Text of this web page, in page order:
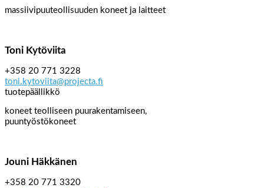
massiivipuuteollisuuden koneet ja laitteet
Toni Kytöviita
+358 20 771 3228
toni.kytoviita@projecta.fi
tuotepäällikkö
koneet teolliseen puurakentamiseen,
puuntyöstökoneet
Jouni Häkkänen
+358 20 771 3320